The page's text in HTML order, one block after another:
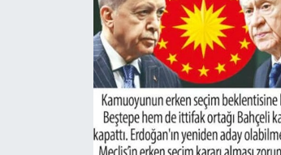
YAZARLAR
POLİTİKA